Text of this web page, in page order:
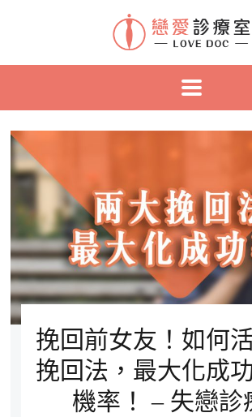
挽回前女友！如何
挽回法，最大化成
機率！ – 失戀診